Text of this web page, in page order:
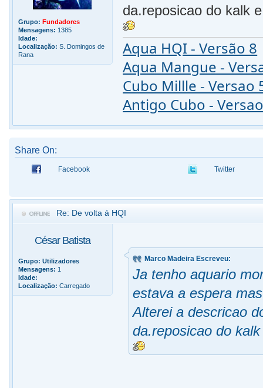
Grupo: Fundadores
Mensagens: 1385
Idade:
Localização: S. Domingos de
Rana
da.reposicao do kalk
Aqua HQI - Versão 8
Aqua Mangue -
Cubo Millle - Versao
Antigo Cubo -
Share On:
Facebook Twitter
Re: De volta á HQI
César Batista
Grupo: Utilizadores
Mensagens: 1
Idade:
Localização: Carregado
Marco Madeira Escreveu:
Ja tenho aquario
estava a espera
Alterei a descricao
da.reposicao do